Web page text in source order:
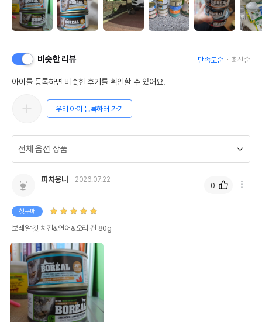
비슷한 리뷰 만족도순 최신순
아이를 등록하면 비슷한 후기를 확인할 수 있어요.
우리 아이 등록하러 가기
피치웅니 2026.07.22
첫구매
보레알 캣 치킨&연어&오리 캔 80g
0